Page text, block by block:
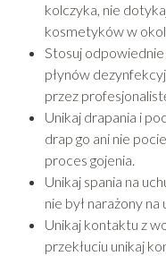
kolczyka, nie
kosmetyków w
Stosuj
płynów
przez
Unikaj drapania i
drap go ani nie
proces gojenia.
Unikaj spania na
nie był narażony na
Unikaj kontaktu z
przekłuciu unikaj